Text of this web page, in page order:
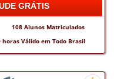
GRÁTIS
108 Alunos Matriculados
horas Válido em Todo Brasil